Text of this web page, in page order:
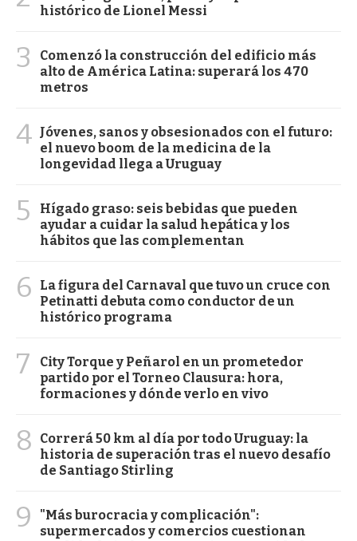
histórico de Lionel Messi
3
Comenzó la construcción del edificio más
alto de América Latina: superará los 470
metros
4 Jóvenes, sanos y obsesionados con el futuro:
el nuevo boom de la medicina de la
longevidad llega a Uruguay
5
Hígado graso: seis bebidas que pueden
ayudar a cuidar la salud hepática y los
hábitos que las complementan
6
La figura del Carnaval que tuvo un cruce con
Petinatti debuta como conductor de un
histórico programa
7
City Torque y Peñarol en un prometedor
partido por el Torneo Clausura: hora,
formaciones y dónde verlo en vivo
8
Correrá 50 km al día por todo Uruguay: la
historia de superación tras el nuevo desafío
de Santiago Stirling
9
"Más burocracia y complicación":
supermercados y comercios cuestionan